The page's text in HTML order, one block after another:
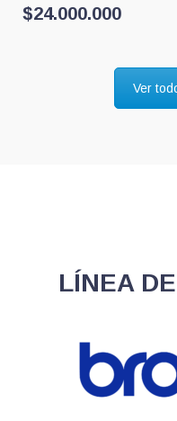
$24.000.000
Ver
LÍNEA